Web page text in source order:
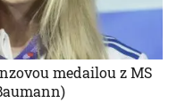
medailou z MS